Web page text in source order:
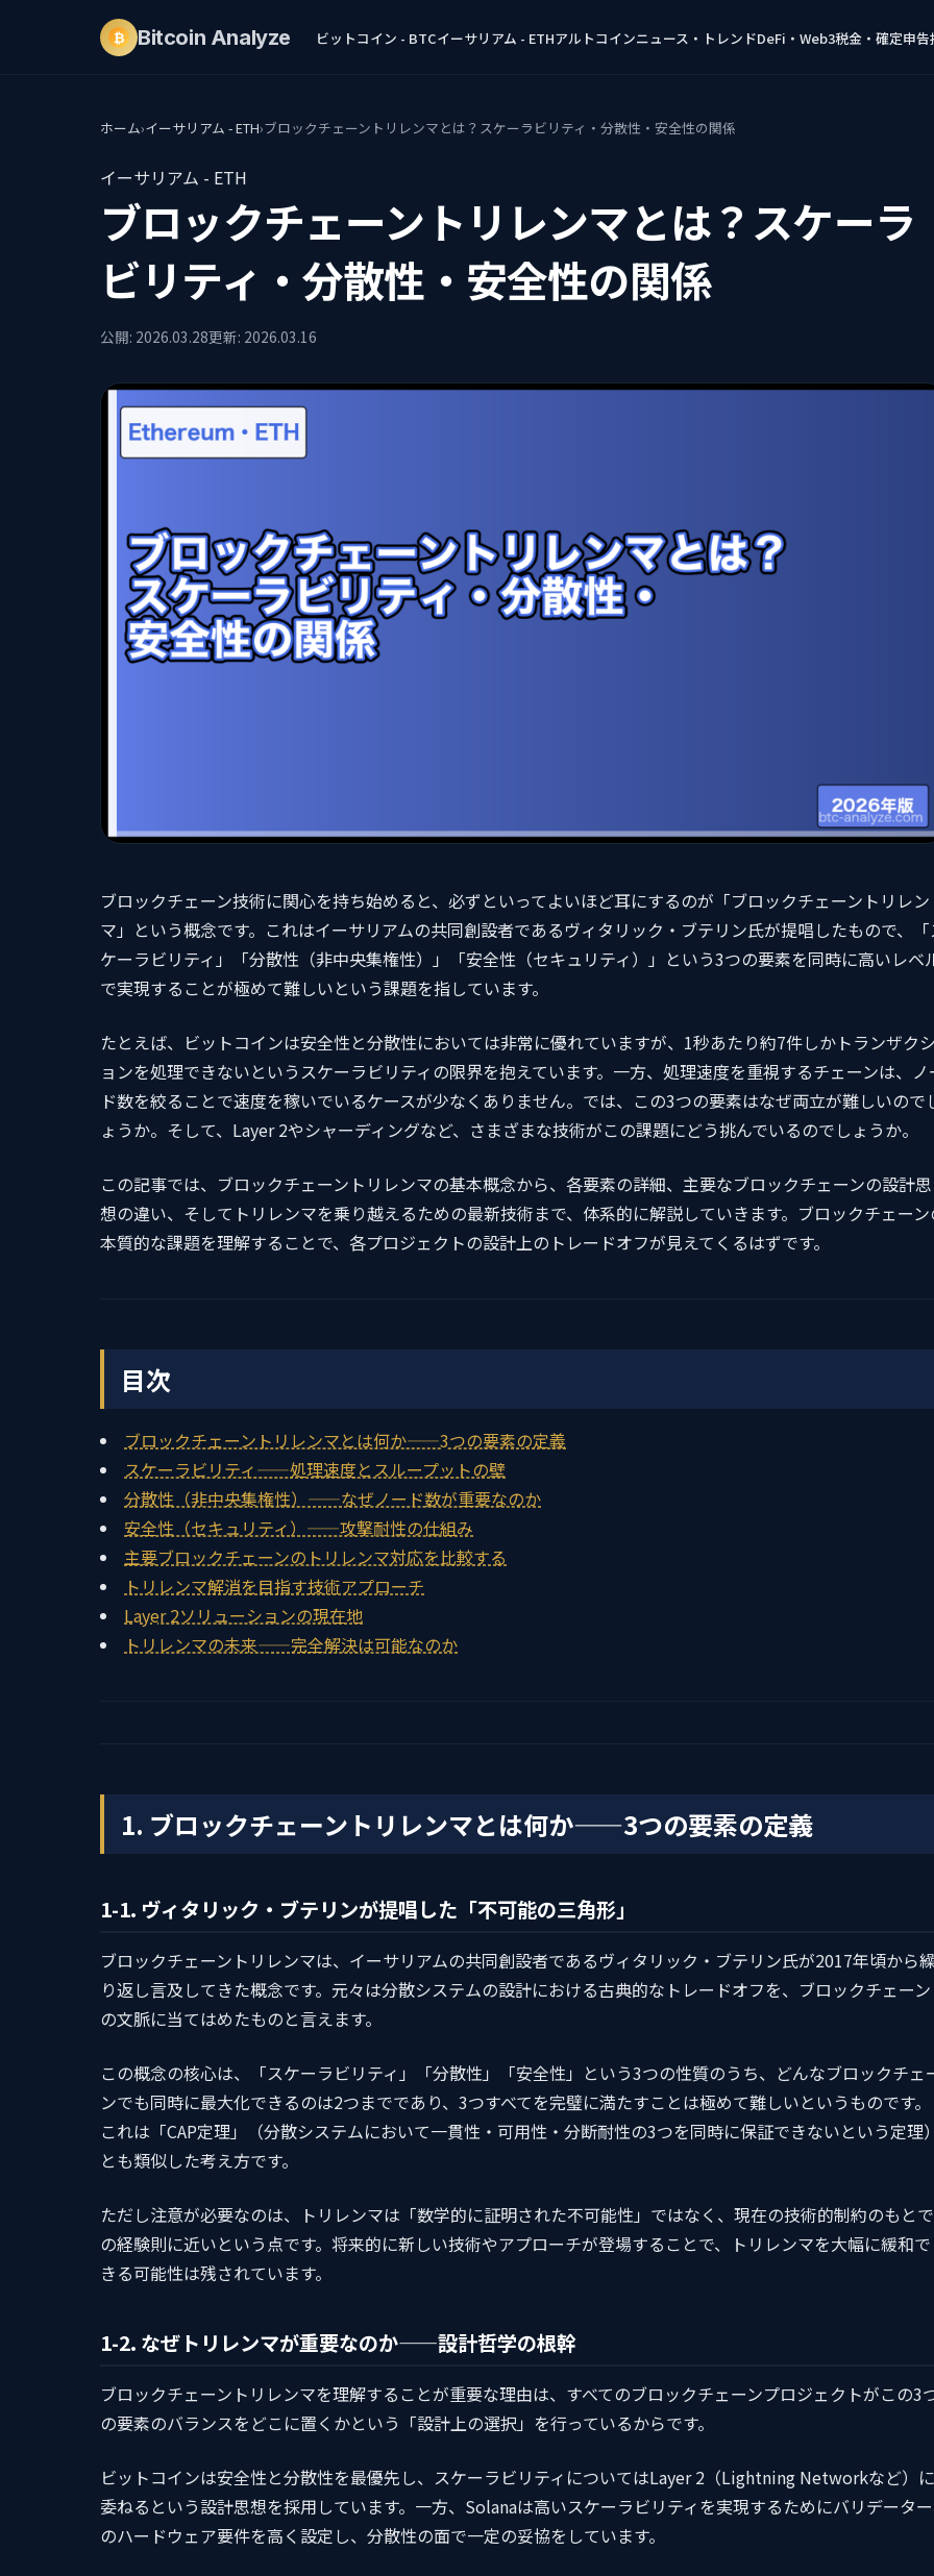
₿ Bitcoin Analyze ビットコイン - BTCイーサリアム - ETHアルトコインニュース・トレンドDeFi・Web3税金・確定申告
ホーム›イーサリアム - ETH›ブロックチェーントリレンマとは？スケーラビリティ・分散性・安全性の関係
イーサリアム - ETH
ブロックチェーントリレンマとは？スケーラ
ビリティ・分散性・安全性の関係
公開: 2026.03.28更新: 2026.03.16
ブロックチェーン技術に関心を持ち始めると、必ずといってよいほど耳にするのが「ブロックチェーントリレン
マ」という概念です。これはイーサリアムの共同創設者であるヴィタリック・ブテリン氏が提唱したもので、「
ケーラビリティ」「分散性（非中央集権性）」「安全性（セキュリティ）」という3つの要素を同時に高いレベ
で実現することが極めて難しいという課題を指しています。
たとえば、ビットコインは安全性と分散性においては非常に優れていますが、1秒あたり約7件しかトランザクシ
ョンを処理できないというスケーラビリティの限界を抱えています。一方、処理速度を重視するチェーンは、ノ
ド数を絞ることで速度を稼いでいるケースが少なくありません。では、この3つの要素はなぜ両立が難しいので
ょうか。そして、Layer 2やシャーディングなど、さまざまな技術がこの課題にどう挑んでいるのでしょうか。
この記事では、ブロックチェーントリレンマの基本概念から、各要素の詳細、主要なブロックチェーンの設計思
想の違い、そしてトリレンマを乗り越えるための最新技術まで、体系的に解説していきます。ブロックチェーン
本質的な課題を理解することで、各プロジェクトの設計上のトレードオフが見えてくるはずです。
目次
ブロックチェーントリレンマとは何か——3つの要素の定義
スケーラビリティ——処理速度とスループットの壁
分散性（非中央集権性）——なぜノード数が重要なのか
安全性（セキュリティ）——攻撃耐性の仕組み
主要ブロックチェーンのトリレンマ対応を比較する
トリレンマ解消を目指す技術アプローチ
Layer 2ソリューションの現在地
トリレンマの未来——完全解決は可能なのか
1. ブロックチェーントリレンマとは何か——3つの要素の定義
1-1. ヴィタリック・ブテリンが提唱した「不可能の三角形」
ブロックチェーントリレンマは、イーサリアムの共同創設者であるヴィタリック・ブテリン氏が2017年頃から
り返し言及してきた概念です。元々は分散システムの設計における古典的なトレードオフを、ブロックチェーン
の文脈に当てはめたものと言えます。
この概念の核心は、「スケーラビリティ」「分散性」「安全性」という3つの性質のうち、どんなブロックチェ
ンでも同時に最大化できるのは2つまでであり、3つすべてを完璧に満たすことは極めて難しいというものです。
これは「CAP定理」（分散システムにおいて一貫性・可用性・分断耐性の3つを同時に保証できないという定理）
とも類似した考え方です。
ただし注意が必要なのは、トリレンマは「数学的に証明された不可能性」ではなく、現在の技術的制約のもとで
の経験則に近いという点です。将来的に新しい技術やアプローチが登場することで、トリレンマを大幅に緩和で
きる可能性は残されています。
1-2. なぜトリレンマが重要なのか——設計哲学の根幹
ブロックチェーントリレンマを理解することが重要な理由は、すべてのブロックチェーンプロジェクトがこの3
の要素のバランスをどこに置くかという「設計上の選択」を行っているからです。
ビットコインは安全性と分散性を最優先し、スケーラビリティについてはLayer 2（Lightning Networkなど）に
委ねるという設計思想を採用しています。一方、Solanaは高いスケーラビリティを実現するためにバリデーター
のハードウェア要件を高く設定し、分散性の面で一定の妥協をしています。